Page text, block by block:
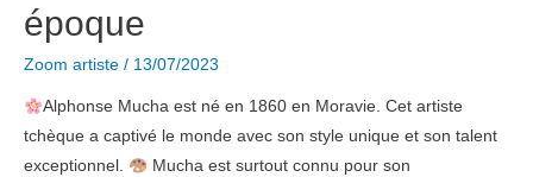
époque
Zoom artiste / 13/07/2023
Alphonse Mucha est né en 1860 en Moravie. Cet artiste
tchèque a captivé le monde avec son style unique et son talent
exceptionnel.
Mucha est surtout connu pour son